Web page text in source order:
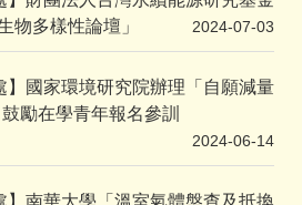
物多樣性論壇」
2024-07-03
】國家環境研究院辦理「自願減量
勵在學青年報名參訓
2024-06-14
】南華大學「溫室氣體盤查及抵換